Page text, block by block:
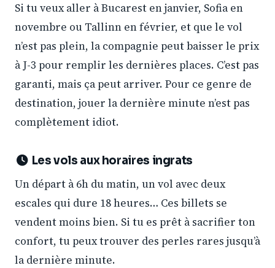
Si tu veux aller à Bucarest en janvier, Sofia en
novembre ou Tallinn en février, et que le vol
n’est pas plein, la compagnie peut baisser le prix
à J-3 pour remplir les dernières places. C’est pas
garanti, mais ça peut arriver. Pour ce genre de
destination, jouer la dernière minute n’est pas
complètement idiot.
Les vols aux horaires ingrats
Un départ à 6h du matin, un vol avec deux
escales qui dure 18 heures… Ces billets se
vendent moins bien. Si tu es prêt à sacrifier ton
confort, tu peux trouver des perles rares jusqu’à
la dernière minute.